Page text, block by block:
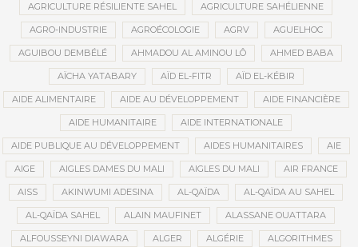
AGRICULTURE RÉSILIENTE SAHEL AGRICULTURE SAHÉLIENNE
AGRO-INDUSTRIE AGROÉCOLOGIE AGRV AGUELHOC
AGUIBOU DEMBÉLÉ AHMADOU AL AMINOU LÔ AHMED BABA
AÏCHA YATABARY AÏD EL-FITR AÏD EL-KÉBIR
AIDE ALIMENTAIRE AIDE AU DÉVELOPPEMENT AIDE FINANCIÈRE
AIDE HUMANITAIRE AIDE INTERNATIONALE
AIDE PUBLIQUE AU DÉVELOPPEMENT AIDES HUMANITAIRES AIE
AIGE AIGLES DAMES DU MALI AIGLES DU MALI AIR FRANCE
AISS AKINWUMI ADESINA AL-QAÏDA AL-QAÏDA AU SAHEL
AL-QAÏDA SAHEL ALAIN MAUFINET ALASSANE OUATTARA
ALFOUSSEYNI DIAWARA ALGER ALGÉRIE ALGORITHMES